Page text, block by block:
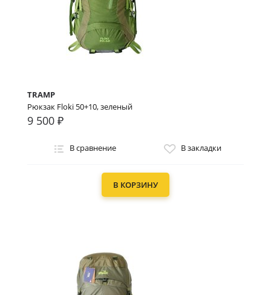
TRAMP
Рюкзак Floki 50+10, зеленый
9 500 ₽
В сравнение В закладки
В КОРЗИНУ